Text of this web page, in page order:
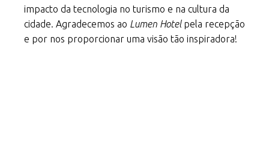
impacto da tecnologia no turismo e na cultura da
cidade. Agradecemos ao Lumen Hotel pela recepção
e por nos proporcionar uma visão tão inspiradora!